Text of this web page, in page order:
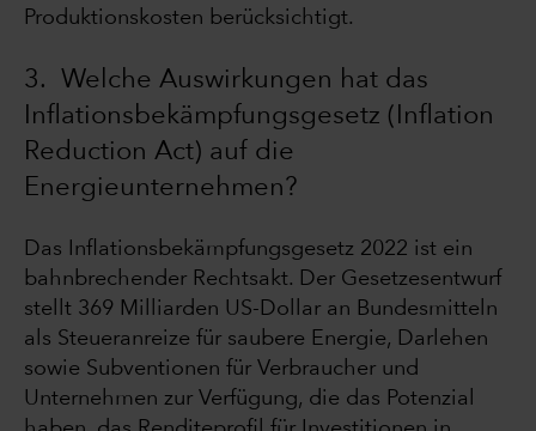
Produktionskosten berücksichtigt.
3. Welche Auswirkungen hat das
Inflationsbekämpfungsgesetz (Inflation
Reduction Act) auf die
Energieunternehmen?
Das Inflationsbekämpfungsgesetz 2022 ist ein
bahnbrechender Rechtsakt. Der Gesetzesentwurf
stellt 369 Milliarden US-Dollar an Bundesmitteln
als Steueranreize für saubere Energie, Darlehen
sowie Subventionen für Verbraucher und
Unternehmen zur Verfügung, die das Potenzial